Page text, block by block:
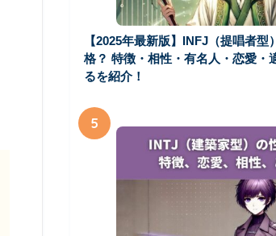
【2025年最新版】INFJ（提唱者型
格？ 特徴・相性・有名人・恋愛・
るを紹介！
5